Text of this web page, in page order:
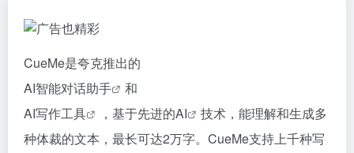
CueMe是夸克推出的
AI智能对话助手
和
AI写作工具
，基于先进的AI
技术，能理解和生成多
种体裁的文本，最长可达2万字。CueMe支持上千种写